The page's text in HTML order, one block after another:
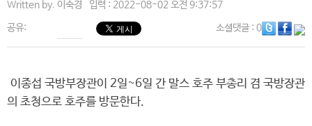
Written by. 이숙경 입력 : 2022-08-02 오전 9:37:57
공유: 소셜댓글: 0
이종섭 국방부장관이 2일~6일 간 말스 호주 부총리 겸 국방장관
의 초청으로 호주를 방문한다.